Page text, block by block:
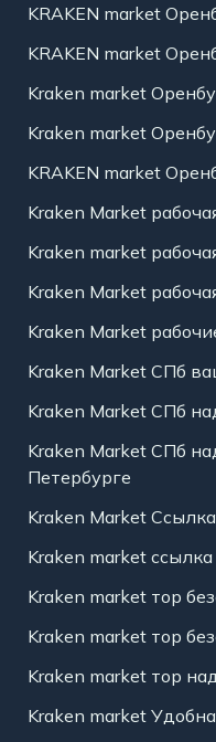
KRAKEN market
KRAKEN market
Kraken market
Kraken market
KRAKEN market
Kraken Market
Kraken market
Kraken Market
Kraken Market
Kraken Market СПб
Kraken Market СПб
Kraken Market СПб
Петербурге
Kraken Market
Kraken market
Kraken market тор
Kraken market тор
Kraken market тор
Kraken market